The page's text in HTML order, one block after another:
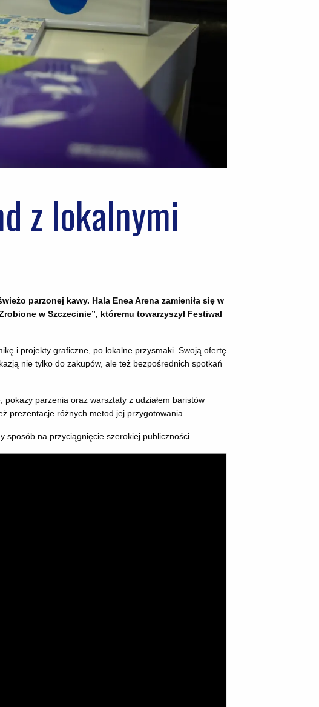
z lokalnymi
parzonej kawy. Hala Enea Arena zamieniła się w
w Szczecinie”, któremu towarzyszył Festiwal
i projekty graficzne, po lokalne przysmaki. Swoją ofertę
nie tylko do zakupów, ale też bezpośrednich spotkań
pokazy parzenia oraz warsztaty z udziałem baristów
prezentacje różnych metod jej przygotowania.
sposób na przyciągnięcie szerokiej publiczności.